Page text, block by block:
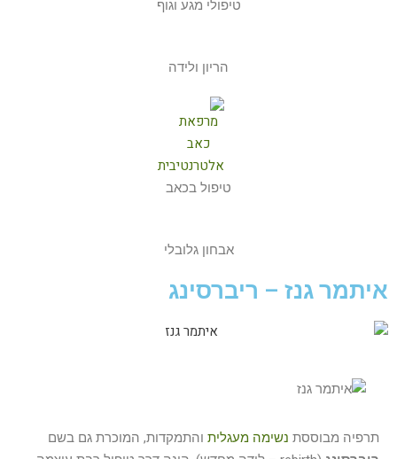
טיפולי מגע וגוף
הריון ולידה
טיפול בכאב
אבחון גלובלי
איתמר גנז – ריברסינג
תרפיה מבוססת נשימה מעגלית והתמקדות, המוכרת גם בשם